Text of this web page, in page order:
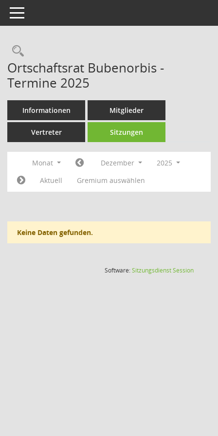
Toggle navigation
Rechercheauswahl
Ortschaftsrat Bubenorbis -
Termine 2025
Informationen Mitglieder
Vertreter Sitzungen
Monat Dezember
2025
Aktuell
Gremium auswählen
Keine Daten gefunden.
Software:SitzungsdienstSession(Wird in